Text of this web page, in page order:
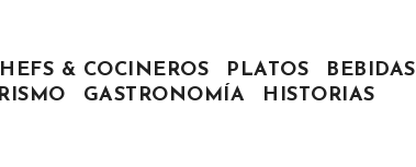
& COCINEROS PLATOS
BEBIDAS
GASTRONOMÍA HISTORIAS